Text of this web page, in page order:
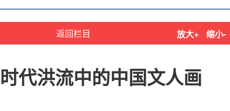
返回栏目 放大+ 缩小-
时代洪流中的中国文人画